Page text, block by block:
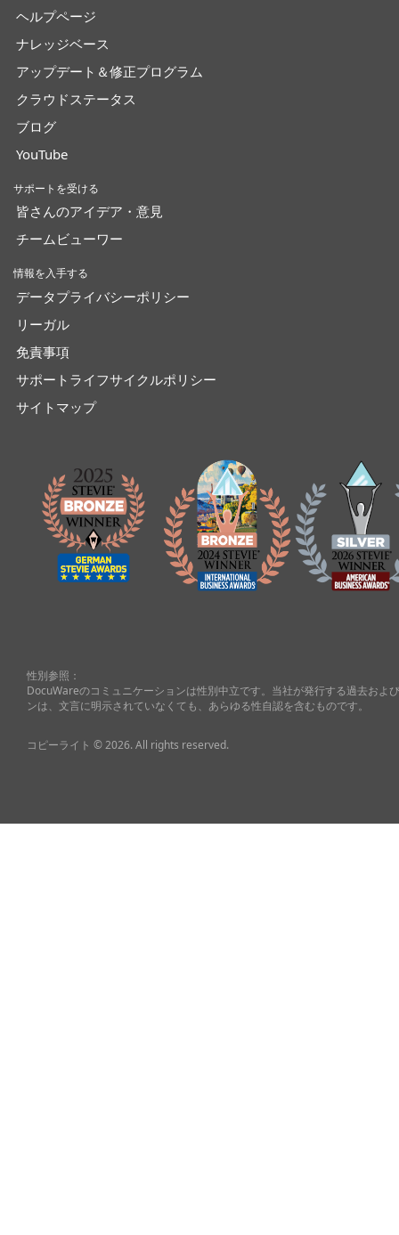
ヘルプページ
ナレッジベース
アップデート＆修正プログラム
クラウドステータス
ブログ
YouTube
サポートを受ける
皆さんのアイデア・意見
チームビューワー
情報を入手する
データプライバシーポリシー
リーガル
免責事項
サポートライフサイクルポリシー
サイトマップ
性別参照：
DocuWareのコミュニケーションは性別中立です。当社が発行する過去およ
ンは、文言に明示されていなくても、あらゆる性自認を含むものです。
コピーライト © 2026. All rights reserved.